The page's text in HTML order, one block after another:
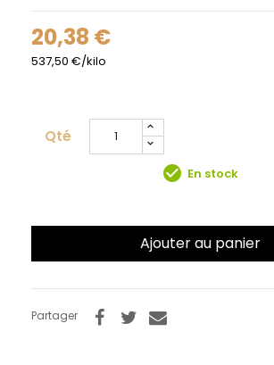
20,38 €
537,50 €/kilo
Qté
check_circle En stock
Ajouter au panier
Partager